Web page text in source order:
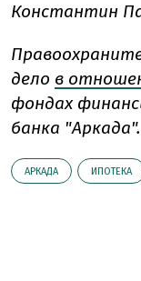
Константин
дело в
фондах
банка "Аркада".
АРКАДА ИПОТЕКА